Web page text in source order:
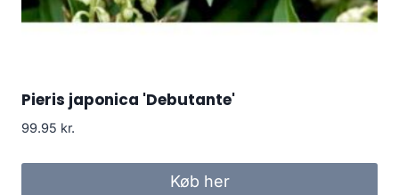
Pieris japonica 'Debutante'
99.95 kr.
Køb her